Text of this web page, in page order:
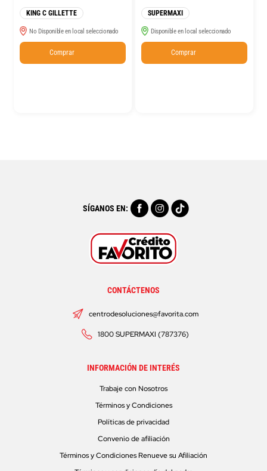
KING C GILLETTE
No Disponible en local seleccionado
Comprar
SUPERMAXI
Disponible en local seleccionado
Comprar
SÍGANOS EN:
CONTÁCTENOS
centrodesoluciones@favorita.com
1800 SUPERMAXI (787376)
INFORMACIÓN DE INTERÉS
Trabaje con Nosotros
Términos y Condiciones
Políticas de privacidad
Convenio de afiliación
Términos y Condiciones Renueve su Afiliación